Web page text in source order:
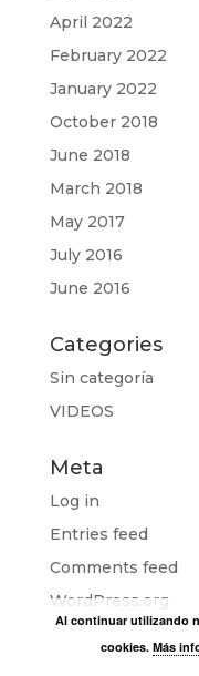
April 2022
February 2022
January 2022
October 2018
June 2018
March 2018
May 2017
July 2016
June 2016
Categories
Sin categoría
VIDEOS
Meta
Log in
Entries feed
Comments feed
WordPress.org
Al continuar utilizando
cookies.Más